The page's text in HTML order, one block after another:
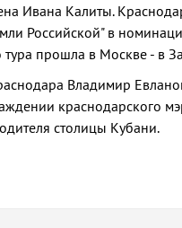
Ивана Калиты.
Российской" в
тура прошла в Москве - в
Владимир
краснодарского
столицы Кубани.